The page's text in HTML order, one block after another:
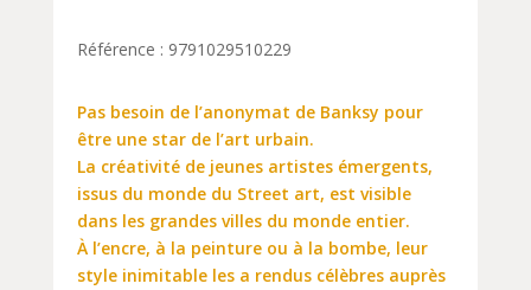
Référence : 9791029510229
Pas besoin de l’anonymat de Banksy pour
être une star de l’art urbain.
La créativité de jeunes artistes émergents,
issus du monde du Street art, est visible
dans les grandes villes du monde entier.
À l’encre, à la peinture ou à la bombe, leur
style inimitable les a rendus célèbres auprès